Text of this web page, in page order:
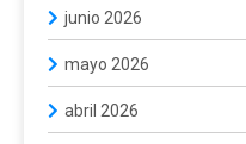
junio 2026
mayo 2026
abril 2026